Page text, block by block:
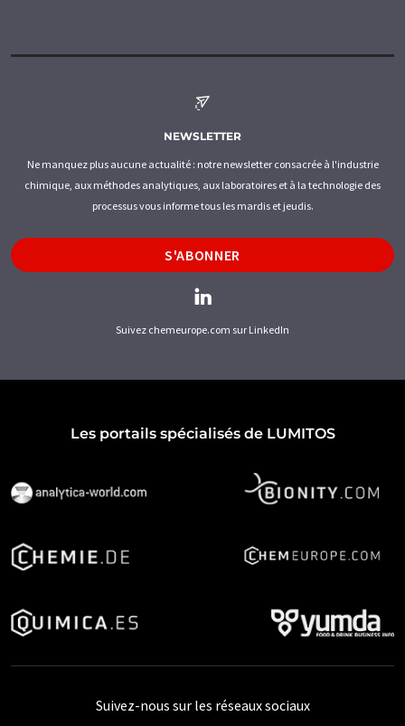
NEWSLETTER
Ne manquez plus aucune actualité : notre newsletter consacrée à l'industrie
chimique, aux méthodes analytiques, aux laboratoires et à la technologie des
processus vous informe tous les mardis et jeudis.
S'ABONNER
Suivez chemeurope.com sur LinkedIn
Les portails spécialisés de LUMITOS
Suivez-nous sur les réseaux sociaux